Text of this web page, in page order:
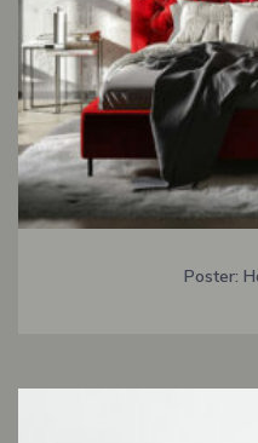
Poster: